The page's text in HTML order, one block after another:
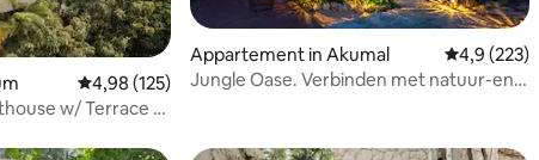
op 5, 11 recensies
Gemiddelde beoordeling van 4,98 op 5, 125 recensies
4,98 (125)
w/ Terrace &
Appartement in Akumal
4,9 (223)
Jungle Oase. Verbinden met natuur-en